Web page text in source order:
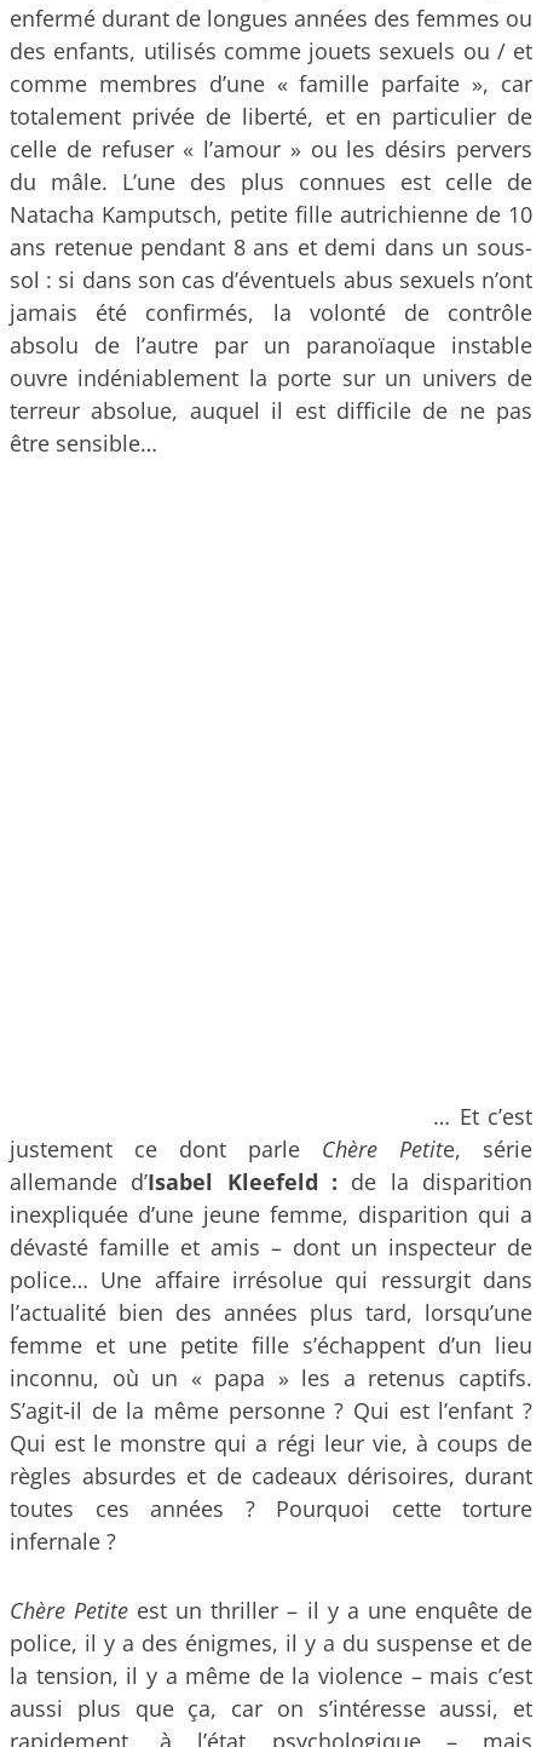
enfermé durant de longues années des femmes ou
des enfants, utilisés comme jouets sexuels ou / et
comme membres d’une « famille parfaite », car
totalement privée de liberté, et en particulier de
celle de refuser « l’amour » ou les désirs pervers
du mâle. L’une des plus connues est celle de
Natacha Kamputsch, petite fille autrichienne de 10
ans retenue pendant 8 ans et demi dans un sous-
sol : si dans son cas d’éventuels abus sexuels n’ont
jamais été confirmés, la volonté de contrôle
absolu de l’autre par un paranoïaque instable
ouvre indéniablement la porte sur un univers de
terreur absolue, auquel il est difficile de ne pas
être sensible…
… Et c’est
justement ce dont parle Chère Petite, série
allemande d’Isabel Kleefeld : de la disparition
inexpliquée d’une jeune femme, disparition qui a
dévasté famille et amis – dont un inspecteur de
police… Une affaire irrésolue qui ressurgit dans
l’actualité bien des années plus tard, lorsqu’une
femme et une petite fille s’échappent d’un lieu
inconnu, où un « papa » les a retenus captifs.
S’agit-il de la même personne ? Qui est l’enfant ?
Qui est le monstre qui a régi leur vie, à coups de
règles absurdes et de cadeaux dérisoires, durant
toutes ces années ? Pourquoi cette torture
infernale ?
Chère Petite est un thriller – il y a une enquête de
police, il y a des énigmes, il y a du suspense et de
la tension, il y a même de la violence – mais c’est
aussi plus que ça, car on s’intéresse aussi, et